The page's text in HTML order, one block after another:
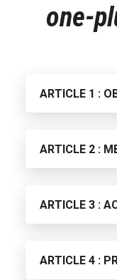
one-
ARTICLE 1 :
ARTICLE 2 :
ARTICLE 3 :
ARTICLE 4 :